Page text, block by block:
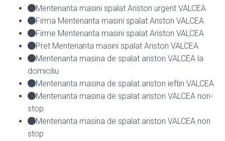
Mentenanta masini spalat Ariston urgent VALCEA
Firma Mentenanta masini spalat Ariston VALCEA
Firme Mentenanta masini spalat Ariston VALCEA
Pret Mentenanta masini spalat Ariston VALCEA
Mentenanta masina de spalat ariston VALCEA la
domiciliu
Mentenanta masina de spalat ariston ieftin VALCEA
Mentenanta masina de spalat ariston VALCEA non-
stop
Mentenanta masina de spalat ariston VALCEA non
stop